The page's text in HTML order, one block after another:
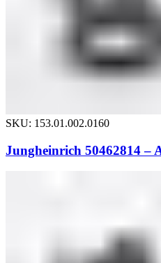
SKU: 153.01.002.0160
Jungheinrich 50462814 –